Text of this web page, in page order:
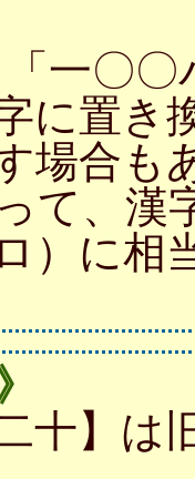
「一〇
に置き
場合
て、漢
）に
十】は